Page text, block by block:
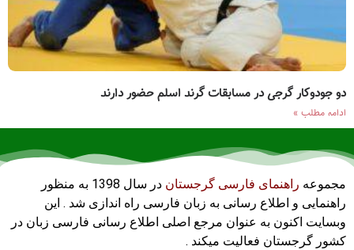
دو جودوکار گرجی در مسابقات گرند اسلم حضور دارند
ادامه مطلب »
مجموعه راهنمای فارسی گرجستان
در سال 1398 به منظور
راهنمایی و اطلاع رسانی به زبان فارسی راه اندازی شد . این
وبسایت اکنون به عنوان مرجع اصلی اطلاع رسانی فارسی زبان در
کشور گرجستان فعالیت میکند .